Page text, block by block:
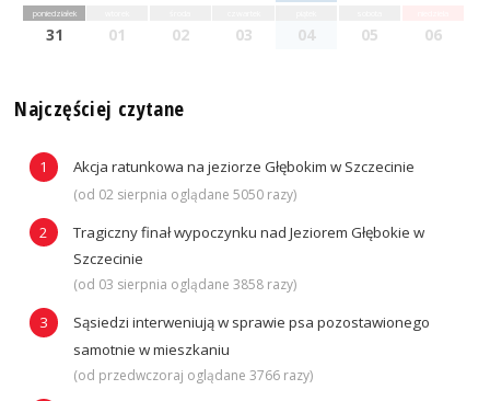
poniedziałek
31 01 02 03 04 05 06
Najczęściej czytane
Akcja ratunkowa na jeziorze Głębokim w Szczecinie
(od 02 sierpnia oglądane 5050 razy)
Tragiczny finał wypoczynku nad Jeziorem Głębokie w
Szczecinie
(od 03 sierpnia oglądane 3858 razy)
Sąsiedzi interweniują w sprawie psa pozostawionego
samotnie w mieszkaniu
(od przedwczoraj oglądane 3766 razy)